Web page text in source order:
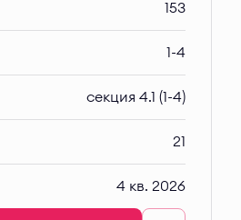
153
1-4
секция 4.1 (1-4)
21
4 кв. 2026